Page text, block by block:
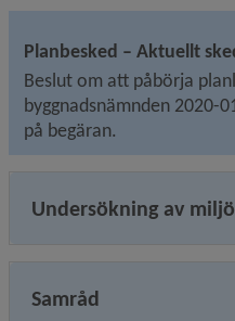
Planbesked – Aktuellt
Beslut om att påbörja
byggnadsnämnden 2020-
på begäran.
Undersökning av
Samråd